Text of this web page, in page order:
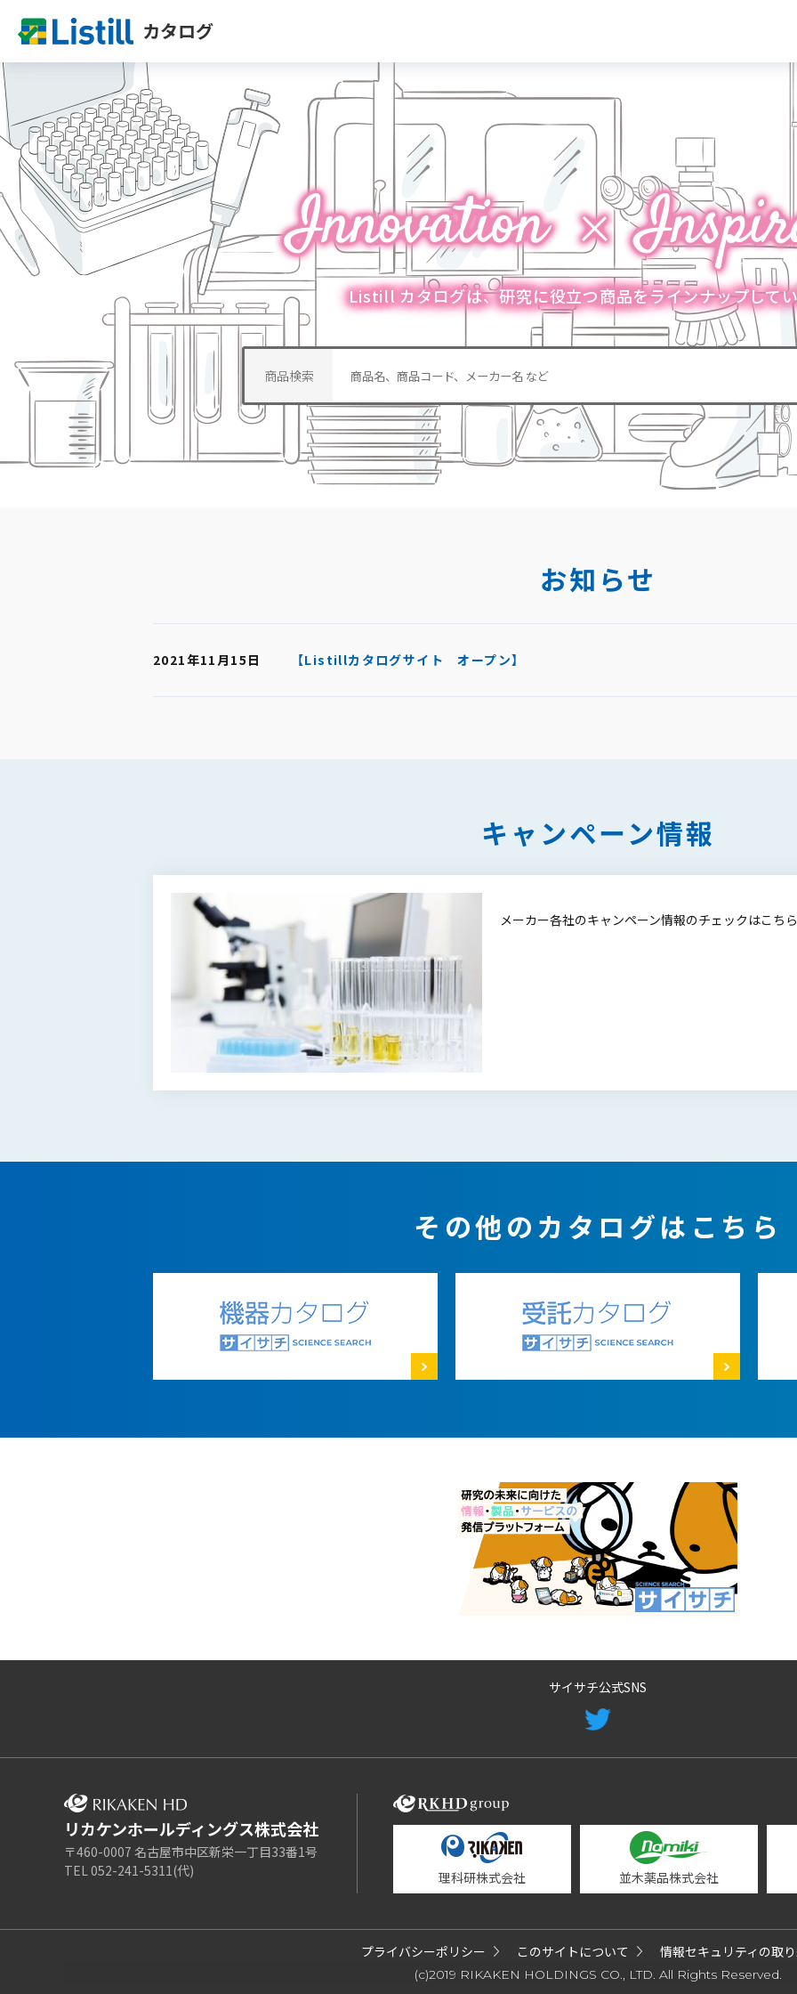
カタログ
Listill カタログは、研究に役立つ商品をラインナップして
商品検索
お知らせ
2021年11月15日 【Listillカタログサイト オープン】
キャンペーン情報
メーカー各社のキャンペーン情報のチェックはこちら
その他のカタログはこちら
サイサチ公式SNS
リカケンホールディングス株式会社
〒460-0007 名古屋市中区新栄一丁目33番1号
TEL 052-241-5311(代)
理科研株式会社 並木薬品株式会社
プライバシーポリシー このサイトについて 情報セキュリティの取
(c)2019 RIKAKEN HOLDINGS CO., LTD. All Rights Reserved.